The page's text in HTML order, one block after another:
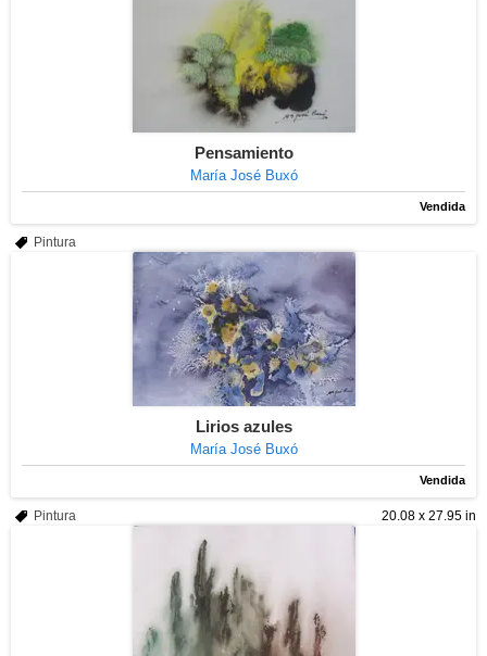
Pensamiento
María José Buxó
Vendida
Pintura
Lirios azules
María José Buxó
Vendida
20.08 x 27.95 in
Pintura